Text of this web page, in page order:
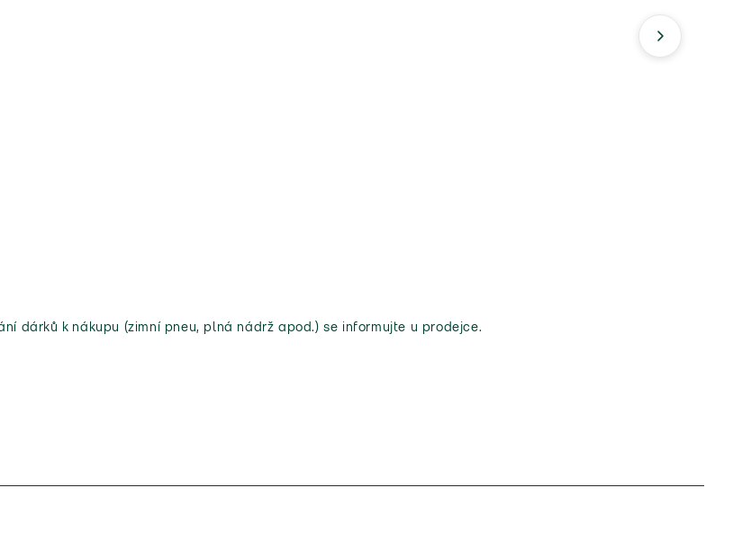
dárků k nákupu (zimní pneu, plná nádrž apod.) se informujte u prodejce.